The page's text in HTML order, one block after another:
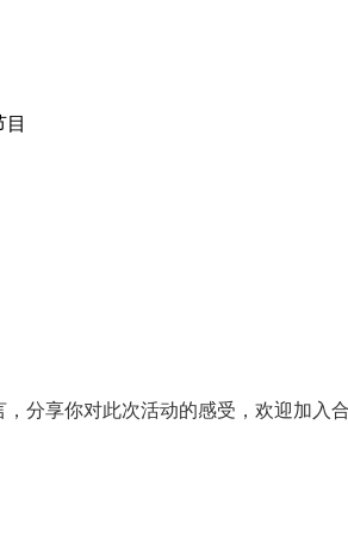
分享你对此次活动的感受，欢迎加入